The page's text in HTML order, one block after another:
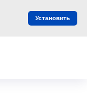
Установить